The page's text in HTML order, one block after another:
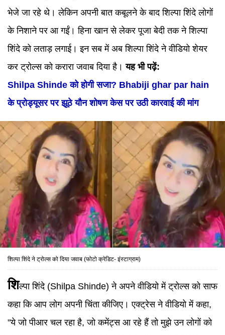
भेजे जा रहे थे। लेकिन अपनी बात कबूलने के बाद शिल्पा शिंदे लोगों
के निशाने पर आ गईं। हिना खान से लेकर पूजा बेदी तक ने शिल्पा
शिंदे को लताड़ लगाई। इन सब में अब शिल्पा शिंदे ने वीडियो शेयर
कर ट्रोल्स को करारा जवाब दिया है।यह भी पढ़ें:
Shilpa Shinde को होगी सजा? Bhabiji ghar par hain
के प्रोड्यूसर पर झूठे यौन शोषण केस पर उठी कारवाई की मांग
शिल्पा शिंदे ने ट्रोल्स को दिया जवाब (फोटो क्रेडिट- इंस्टाग्राम)
शिल्पा शिंदे (Shilpa Shinde)ने अपने वीडियो में ट्रोल्स को साफ
कहा कि आप लोग अपनी चिंता कीजिए। एक्ट्रेस ने वीडियो में कहा,
"ये जो पीआर चल रहा है, जो कमेंट्स आ रहे हैं तो मुझे उन लोगों को